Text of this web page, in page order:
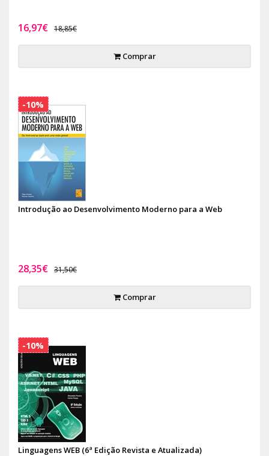
16,97€ 18,85€
Comprar
Introdução ao Desenvolvimento Moderno para a Web
28,35€ 31,50€
Comprar
-10%
Linguagens WEB (6ª Edição Revista e Atualizada)
-10%